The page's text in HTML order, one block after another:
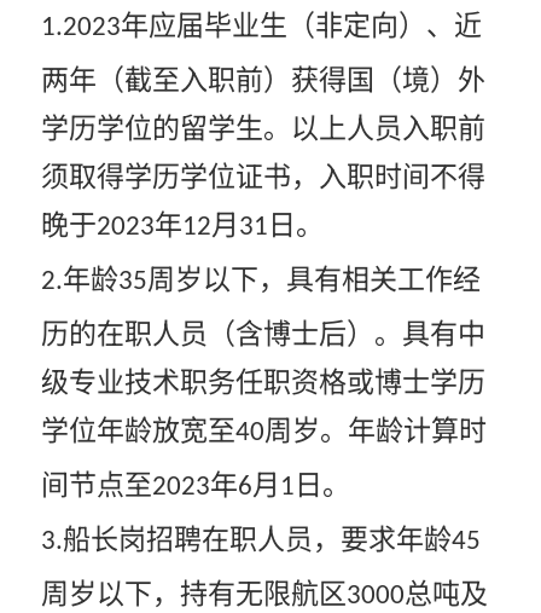
1.2023年应届毕业生（非定向）、近
两年（截至入职前）获得国（境）外
学历学位的留学生。以上人员入职前
须取得学历学位证书，入职时间不得
晚于2023年12月 31 日。
2.年龄35周岁以下，具有相关工作经
历的在职人员（含博士后）。具有中
级专业技术职务任职资格或博士学历
学位年龄放宽至40周岁。年龄计算时
间节点至2023年6月 1 日。
3.船长岗招聘在职人员，要求年龄45
周岁以下，持有无限航区3000总吨及